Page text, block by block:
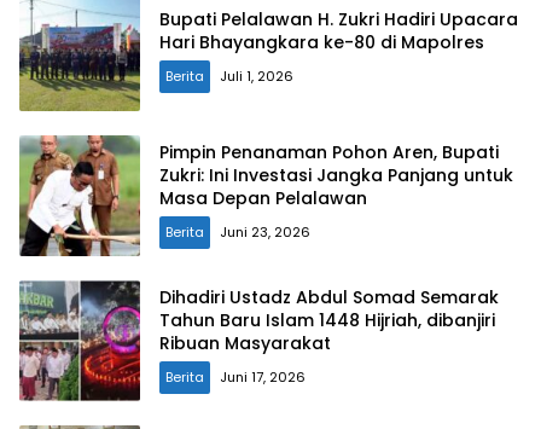
Bupati Pelalawan H. Zukri Hadiri Upacara
Hari Bhayangkara ke-80 di Mapolres
Berita Juli 1, 2026
Pimpin Penanaman Pohon Aren, Bupati
Zukri: Ini Investasi Jangka Panjang untuk
Masa Depan Pelalawan
Berita Juni 23, 2026
Dihadiri Ustadz Abdul Somad Semarak
Tahun Baru Islam 1448 Hijriah, dibanjiri
Ribuan Masyarakat
Berita Juni 17, 2026